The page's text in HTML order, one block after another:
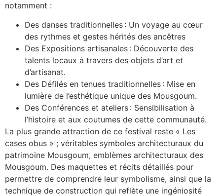
notamment :
Des danses traditionnelles : Un voyage au cœur
des rythmes et gestes hérités des ancêtres
Des Expositions artisanales : Découverte des
talents locaux à travers des objets d’art et
d’artisanat.
Des Défilés en tenues traditionnelles : Mise en
lumière de l’esthétique unique des Mousgoum.
Des Conférences et ateliers : Sensibilisation à
l’histoire et aux coutumes de cette communauté.
La plus grande attraction de ce festival reste « Les
cases obus » ; véritables symboles architecturaux du
patrimoine Mousgoum, emblèmes architecturaux des
Mousgoum. Des maquettes et récits détaillés pour
permettre de comprendre leur symbolisme, ainsi que la
technique de construction qui reflète une ingéniosité